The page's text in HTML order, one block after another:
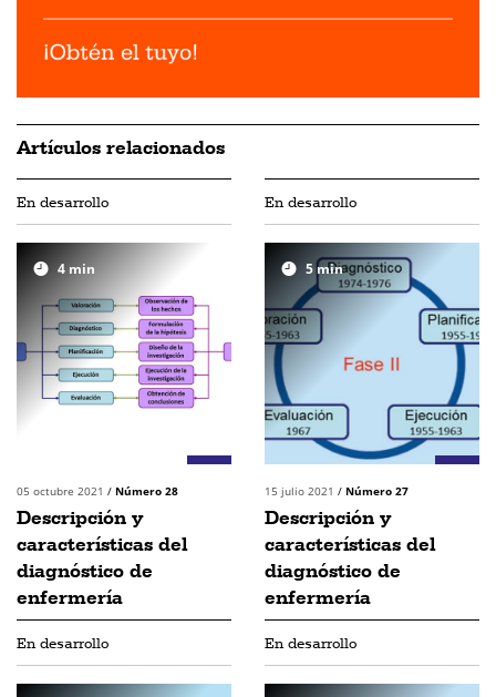
Artículos relacionados
En desarrollo
4 min
05 octubre 2021 / Número 28
Descripción y
características del
diagnóstico de
enfermería
En desarrollo
5 min
15 julio 2021 / Número 27
Descripción y
características del
diagnóstico de
enfermería
En desarrollo En desarrollo